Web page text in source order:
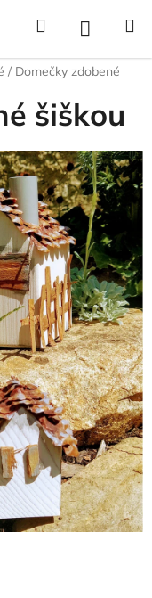
Hledat NÁKUPNÍ
KOŠÍK
/ Domečky zdobené
šiškou